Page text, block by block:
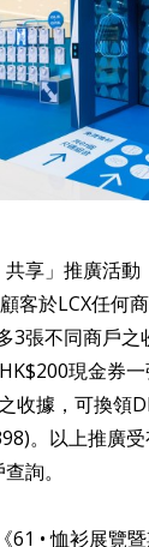
享」推廣活動
客於LCX任何
3張不同商戶之
現金券
收據，可換領
。以上推廣
詢。
• 恤衫展覽暨